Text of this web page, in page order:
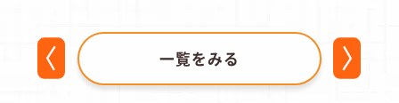
一覧をみる